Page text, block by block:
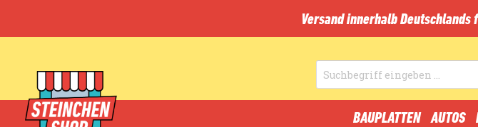
Versand innerhalb
BAUPLATTEN AUTOS